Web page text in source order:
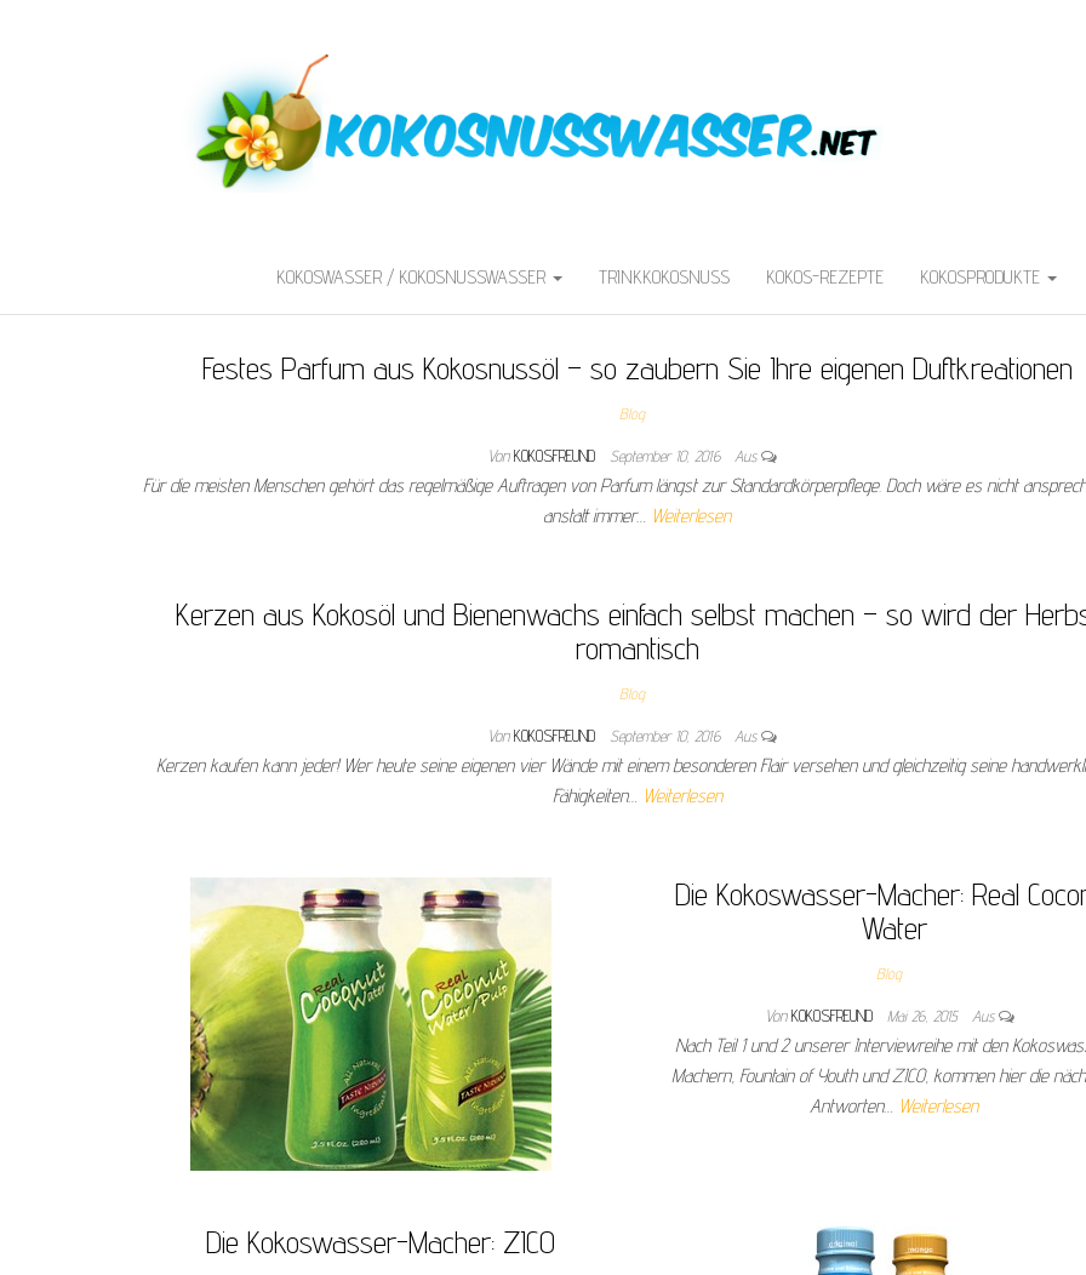
KOKOSWASSER / KOKOSNUSSWASSER TRINKKOKOSNUSS KOKOS-REZEPTE KOKOSPRODUKTE
Festes Parfum aus Kokosnussöl – so zaubern Sie Ihre eigenen Duftkreationen
Blog
Von KOKOSFREUND September 10, 2016 Aus
Für die meisten Menschen gehört das regelmäßige Auftragen von Parfum längst zur Standardkörperpflege. Doch wäre es nicht
anstatt immer… Weiterlesen
Kerzen aus Kokosöl und Bienenwachs einfach selbst machen – so wird der
romantisch
Blog
Von KOKOSFREUND September 10, 2016 Aus
Kerzen kaufen kann jeder! Wer heute seine eigenen vier Wände mit einem besonderen Flair versehen und gleichzeitig seine
Fähigkeiten… Weiterlesen
Die Kokoswasser-Macher: Real
Water
Blog
Von KOKOSFREUND Mai 26, 2015 Aus
Nach Teil 1 und 2 unserer Interviewreihe mit den
Machern, Fountain of Youth und ZICO, kommen hier die
Antworten… Weiterlesen
Die Kokoswasser-Macher: ZICO